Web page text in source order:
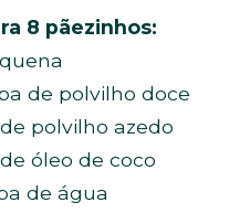
8 pãezinhos:
de polvilho doce
polvilho azedo
óleo de coco
de água